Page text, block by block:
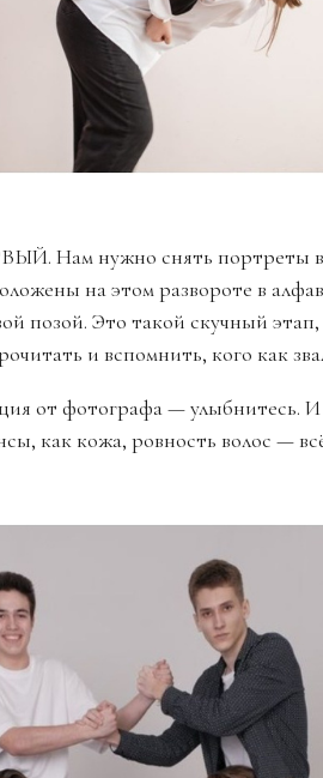
Нам нужно снять портреты
на этом развороте в
позой. Это такой скучный
и вспомнить, кого как
от фотографа — улыбнитесь.
как кожа, ровность волос —